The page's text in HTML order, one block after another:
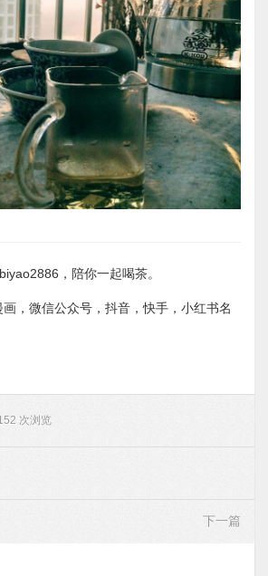
，陪你一起喝茶。
，微信公众号，抖音，快手，小红书名
次浏览
下一篇